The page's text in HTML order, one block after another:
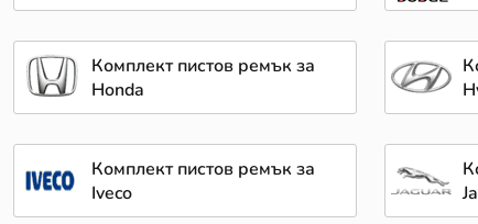
Комплект пистов ремък за
Honda
Комплект пистов ремък за
Iveco